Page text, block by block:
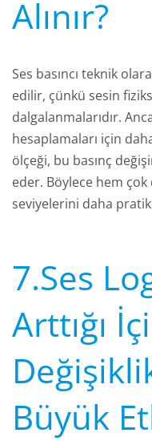
Alınır?
Ses basıncı teknik
edilir, çünkü sesin
dalgalanmalarıdır.
hesaplamaları için
ölçeği, bu basınç
eder. Böylece hem
seviyelerini daha
7.Ses
Arttığı
Büyük